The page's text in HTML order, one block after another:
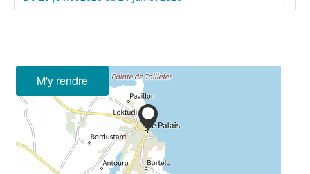
M'y rendre